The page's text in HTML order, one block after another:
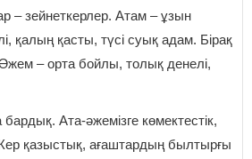
– зейнеткерлер. Атам – ұзын
қалың қасты, түсі суық адам. Бірақ
Әжем – орта бойлы, толық денелі,
Ата-әжемізге көмектестік,
қазыстық, ағаштардың былтырғы